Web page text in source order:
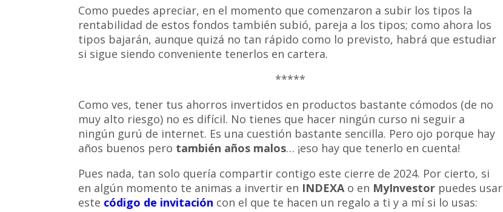
Como puedes apreciar, en el momento que comenzaron a subir los tipos la
rentabilidad de estos fondos también subió, pareja a los tipos; como ahora los
tipos bajarán, aunque quizá no tan rápido como lo previsto, habrá que estudiar
si sigue siendo conveniente tenerlos en cartera.
*****
Como ves, tener tus ahorros invertidos en productos bastante cómodos (de no
muy alto riesgo) no es difícil. No tienes que hacer ningún curso ni seguir a
ningún gurú de internet. Es una cuestión bastante sencilla. Pero ojo porque hay
años buenos pero también años malos… ¡eso hay que tenerlo en cuenta!
Pues nada, tan solo quería compartir contigo este cierre de 2024. Por cierto, si
en algún momento te animas a invertir en INDEXAo en MyInvestor puedes usar
este código de invitación con el que te hacen un regalo a ti y a mí si lo usas: